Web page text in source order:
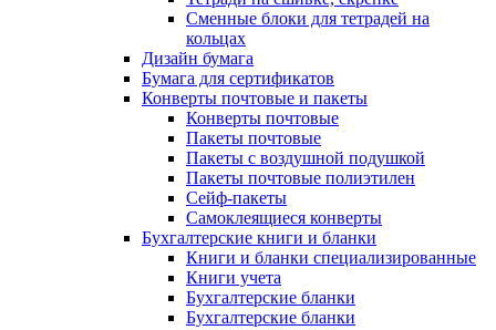
Сменные блоки для тетрадей на
кольцах
Дизайн бумага
Бумага для сертификатов
Конверты почтовые и пакеты
Конверты почтовые
Пакеты почтовые
Пакеты с воздушной подушкой
Пакеты почтовые полиэтилен
Сейф-пакеты
Самоклеящиеся конверты
Бухгалтерские книги и бланки
Книги и бланки специализированные
Книги учета
Бухгалтерские бланки
Бухгалтерские бланки